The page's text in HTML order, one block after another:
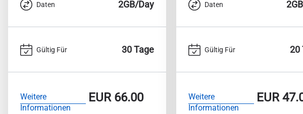
Daten 2GB/Day
Gültig Für 30 Tage
Weitere
Informationen
EUR66.00
Daten
Gültig Für 20
Weitere
Informationen
EUR